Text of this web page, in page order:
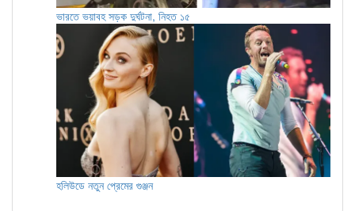
ভারতে ভয়াবহ সড়ক দুর্ঘটনা, নিহত ১৫
হলিউডে নতুন প্রেমের গুঞ্জন